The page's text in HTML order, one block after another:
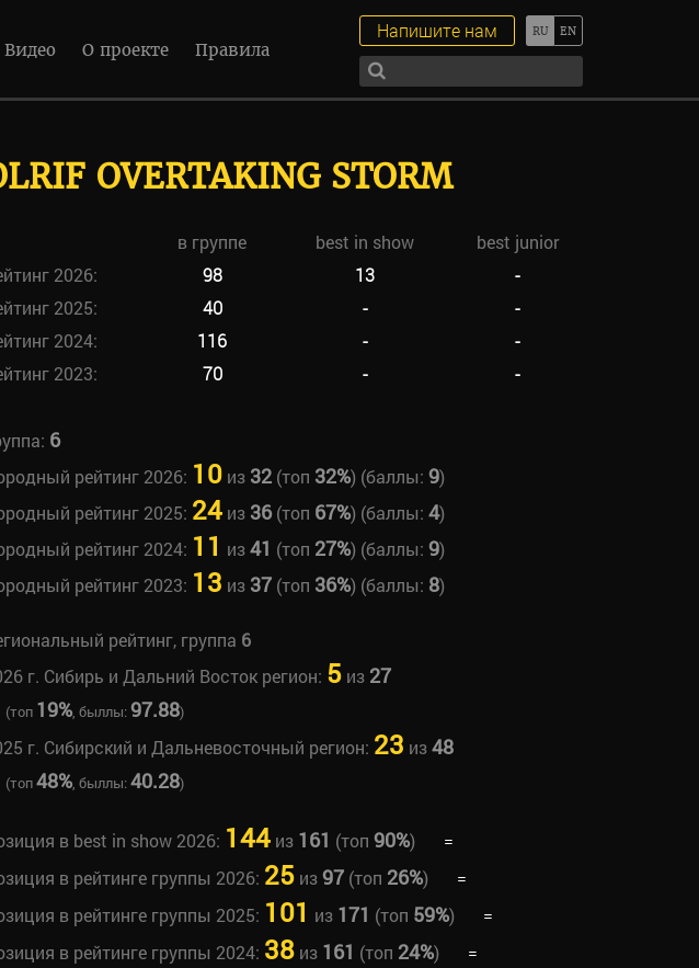
Видео О проекте Правила
Напишите нам
OVERTAKING STORM
в группе best in show
best junior
2026:
98 13
-
2025:
40 -
-
2024:
116 -
-
2023:
70 - -
6
рейтинг 2026: 10из 32(топ 32%) (баллы: 9)
рейтинг 2025: 24из 36(топ 67%) (баллы: 4)
рейтинг 2024: 11 из41 (топ 27%) (баллы: 9)
рейтинг 2023: 13 из 37(топ 36%) (баллы: 8)
рейтинг, группа 6
г. Сибирь и Дальний Восток регион: 5из 27
(топ 19%, быллы:97.88)
г. Сибирский и Дальневосточный регион: 23 из48
(топ48%, быллы:40.28)
в best in show 2026: 144из 161 (топ 90%)
=
в рейтинге группы 2026: 25из97(топ 26%)
=
в рейтинге группы 2025: 101 из 171 (топ 59%)
=
в рейтинге группы 2024: 38из 161 (топ 24%)
=